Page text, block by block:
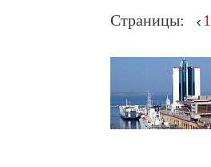
Страницы: 1